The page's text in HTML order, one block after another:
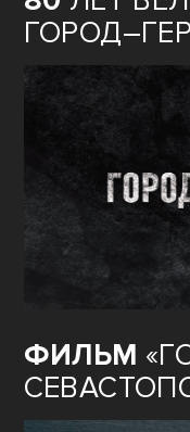
ФИЛЬМ